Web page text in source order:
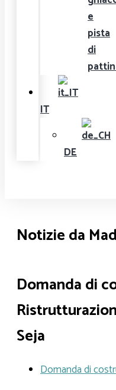
e
pista
di
IT
DE
Notizie da
Domanda di
Seja
Domanda di